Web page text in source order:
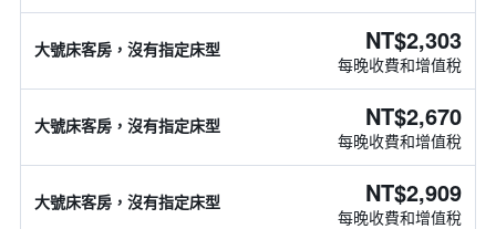
大號床客房，沒有指定床型 NT$2,303
每晚收費和增值稅
大號床客房，沒有指定床型 NT$2,670
每晚收費和增值稅
大號床客房，沒有指定床型 NT$2,909
每晚收費和增值稅